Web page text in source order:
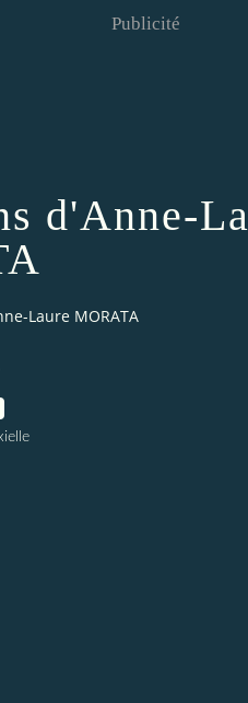
Publicité
d'Anne-
Laure MORATA